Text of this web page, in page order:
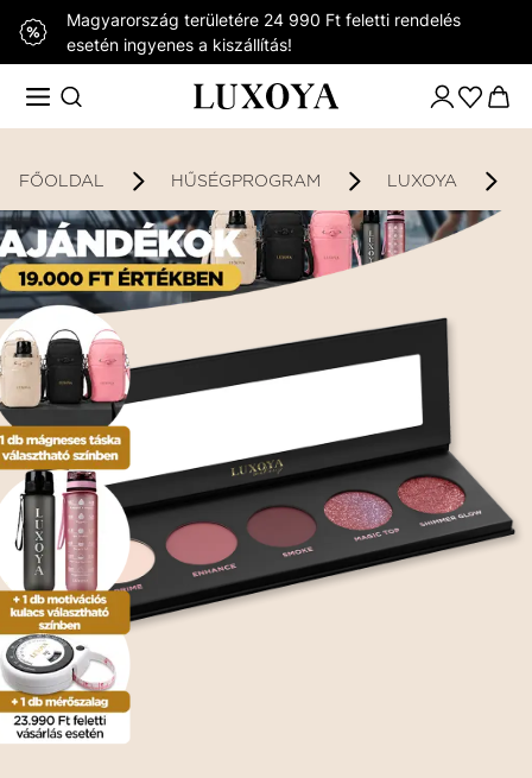
Magyarország területére 24 990 Ft feletti rendelés
esetén ingyenes a kiszállítás!
FŐOLDAL HŰSÉGPROGRAM LUXOYA